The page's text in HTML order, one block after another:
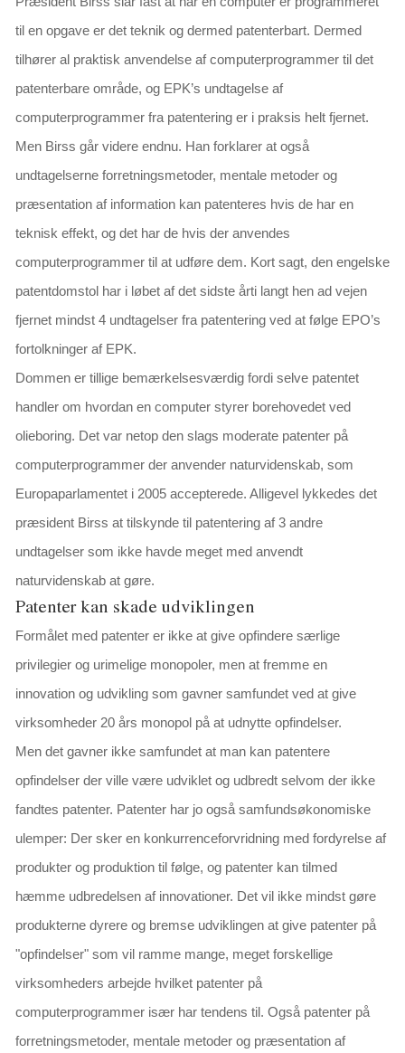
til en opgave er det teknik og dermed patenterbart. Dermed
tilhører al praktisk anvendelse af computerprogrammer til det
patenterbare område, og EPK’s undtagelse af
computerprogrammer fra patentering er i praksis helt fjernet.
Men Birss går videre endnu. Han forklarer at også
undtagelserne forretningsmetoder, mentale metoder og
præsentation af information kan patenteres hvis de har en
teknisk effekt, og det har de hvis der anvendes
computerprogrammer til at udføre dem. Kort sagt, den engelske
patentdomstol har i løbet af det sidste årti langt hen ad vejen
fjernet mindst 4 undtagelser fra patentering ved at følge EPO’s
fortolkninger af EPK.
Dommen er tillige bemærkelsesværdig fordi selve patentet
handler om hvordan en computer styrer borehovedet ved
olieboring. Det var netop den slags moderate patenter på
computerprogrammer der anvender naturvidenskab, som
Europaparlamentet i 2005 accepterede. Alligevel lykkedes det
præsident Birss at tilskynde til patentering af 3 andre
undtagelser som ikke havde meget med anvendt
naturvidenskab at gøre.
Patenter kan skade udviklingen
Formålet med patenter er ikke at give opfindere særlige
privilegier og urimelige monopoler, men at fremme en
innovation og udvikling som gavner samfundet ved at give
virksomheder 20 års monopol på at udnytte opfindelser.
Men det gavner ikke samfundet at man kan patentere
opfindelser der ville være udviklet og udbredt selvom der ikke
fandtes patenter. Patenter har jo også samfundsøkonomiske
ulemper: Der sker en konkurrenceforvridning med fordyrelse af
produkter og produktion til følge, og patenter kan tilmed
hæmme udbredelsen af innovationer. Det vil ikke mindst gøre
produkterne dyrere og bremse udviklingen at give patenter på
"opfindelser" som vil ramme mange, meget forskellige
virksomheders arbejde hvilket patenter på
computerprogrammer især har tendens til. Også patenter på
forretningsmetoder, mentale metoder og præsentation af